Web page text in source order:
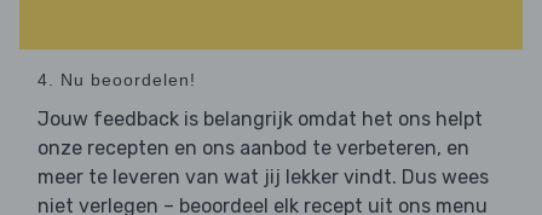
4. Nu beoordelen!
Jouw feedback is belangrijk omdat het ons helpt
onze recepten en ons aanbod te verbeteren, en
meer te leveren van wat jij lekker vindt. Dus wees
niet verlegen – beoordeel elk recept uit ons menu